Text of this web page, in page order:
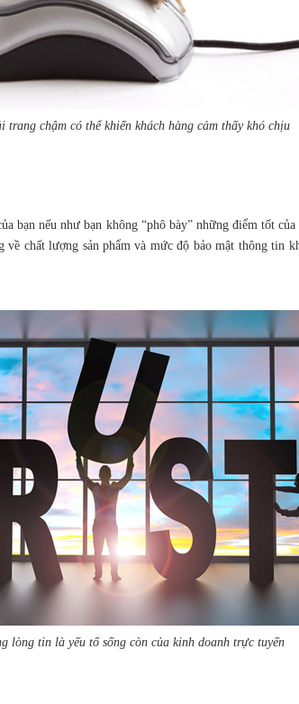
trang chậm có thể khiến khách hàng cảm thấy khó chịu
bạn nếu như bạn không “phô bày” những điểm tốt
chất lượng sản phẩm và mức độ bảo mật thông
lòng tin là yếu tố sống còn của kinh doanh trực tuyến